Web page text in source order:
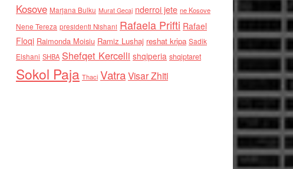
Kosove Marjana Bulku Murat Gecaj nderroi jete ne Kosove
Nene Tereza presidenti Nishani Rafaela Prifti Rafael
Floqi Raimonda Moisiu Ramiz Lushaj reshat kripa Sadik
Elshani SHBA Shefqet Kercelli shqiperia shqiptaret
Sokol Paja Thaci VatraVisar Zhiti